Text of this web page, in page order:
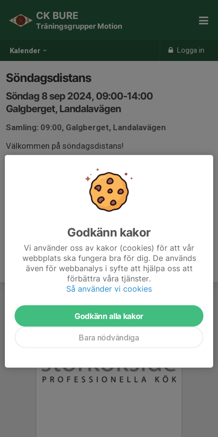
Kalender Logga in
CK BURE
Träningsgrupper Motion
Söndagsdistans
Söndag 8 sep 2024, 09:00-14:00
Galgberget, Landalavägen
Samling: 09:00, Galgberget, Landalavägen
Välkommen på söndagsdistans!
Godkänn kakor
Vi använder oss av kakor (cookies) för att vår
webbplats ska fungera bra för dig. De används
även för webbanalys i syfte att hjälpa oss att
förbättra våra tjänster.
Så använder vi cookies
Godkänn alla kakor
Bara nödvändiga